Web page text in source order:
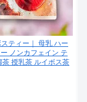
ティー｜ 母乳 ハー
ノンカフェイン テ
授乳茶 ルイボス茶